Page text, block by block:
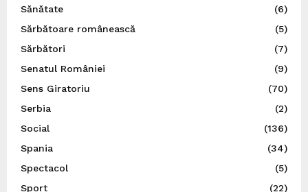
Sănătate
(6)
Sărbătoare românească
(5)
Sărbători
(7)
Senatul României
(9)
Sens Giratoriu
(70)
Serbia
(2)
Social
(136)
Spania
(34)
Spectacol
(5)
Sport
(22)